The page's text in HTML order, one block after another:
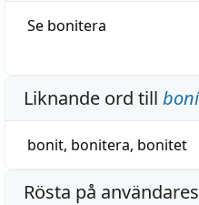
Se bonitera
Liknande ord till
bonit, bonitera, bonitet
Rösta på